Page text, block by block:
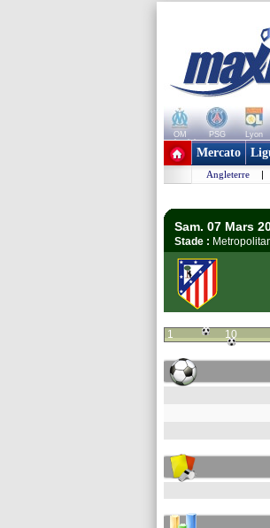
OM PSG Lyon
+ de clubs
Mercato
Angleterre |
Sam. 07 Mars
Stade :
1 10